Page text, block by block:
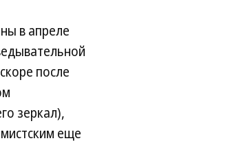
в апреле
после
зеркал),
еще